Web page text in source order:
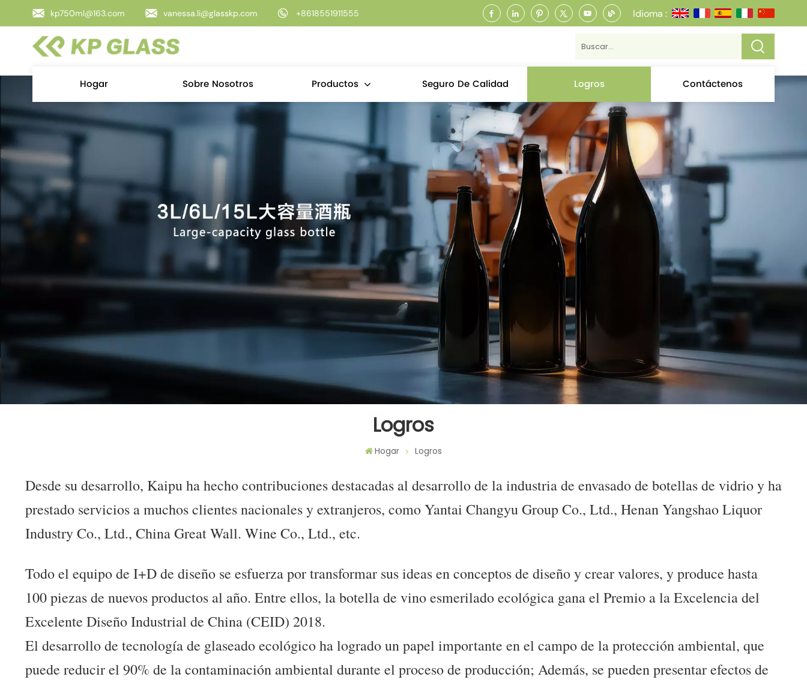
kp750ml@163.com vanessa.li@glasskp.com +8618551911555 Idioma :
Hogar Sobre Nosotros Productos Seguro De Calidad Logros Contáctenos
Logros
Hogar Logros
Desde su desarrollo, Kaipu ha hecho contribuciones destacadas al desarrollo de la industria de envasado de botellas de vidrio y ha
prestado servicios a muchos clientes nacionales y extranjeros, como Yantai Changyu Group Co., Ltd., Henan Yangshao Liquor
Industry Co., Ltd., China Great Wall. Wine Co., Ltd., etc.
Todo el equipo de I+D de diseño se esfuerza por transformar sus ideas en conceptos de diseño y crear valores, y produce hasta
100 piezas de nuevos productos al año. Entre ellos, la botella de vino esmerilado ecológica gana el Premio a la Excelencia del
Excelente Diseño Industrial de China (CEID) 2018.
El desarrollo de tecnología de glaseado ecológico ha logrado un papel importante en el campo de la protección ambiental, que
puede reducir el 90% de la contaminación ambiental durante el proceso de producción; Además, se pueden presentar efectos de